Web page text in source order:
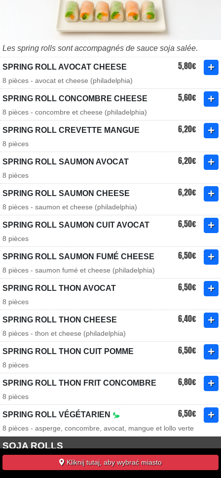
Les spring rolls sont accompagnés de sauce soja salée.
SPRING ROLL AVOCAT CHEESE 5,80€
8 pièces - avocat et cheese (philadelphia)
SPRING ROLL CONCOMBRE CHEESE 5,60€
8 pièces - concombre et cheese (philadelphia)
SPRING ROLL CREVETTE MANGUE 6,20€
8 pièces
SPRING ROLL SAUMON AVOCAT 6,20€
8 pièces
SPRING ROLL SAUMON CHEESE 6,20€
8 pièces - saumon et cheese (philadelphia)
SPRING ROLL SAUMON CUIT AVOCAT 6,50€
8 pièces
SPRING ROLL SAUMON FUMÉ CHEESE 6,50€
8 pièces - saumon fumé et cheese (philadelphia)
SPRING ROLL THON AVOCAT 6,50€
8 pièces
SPRING ROLL THON CHEESE 6,40€
8 pièces - thon et cheese (philadelphia)
SPRING ROLL THON CUIT POMME 6,50€
8 pièces
SPRING ROLL THON FRIT CONCOMBRE 6,80€
8 pièces
SPRING ROLL VÉGÉTARIEN 6,50€
8 pièces - asperge, concombre, avocat, mangue et lollo verte
SOJA ROLLS
Kliknij tutaj, aby wybrać miasto